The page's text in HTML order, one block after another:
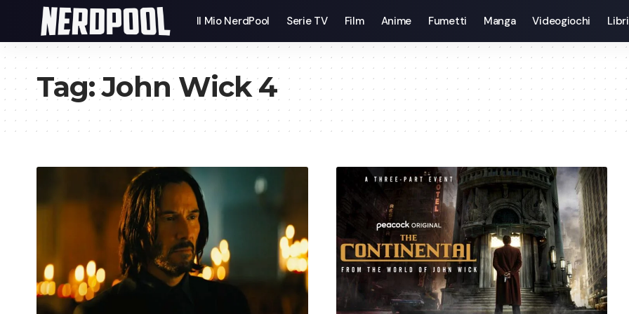
Il Mio NerdPool Serie TV Film Anime Fumetti Manga Videogiochi Libri
Tag:John Wick 4